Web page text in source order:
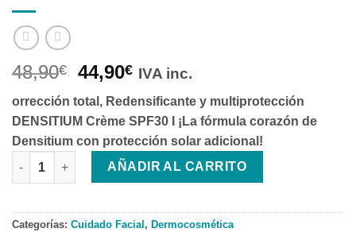
48,90€ 44,90€ IVA inc.
orrección total, Redensificante y multiprotección
DENSITIUM Crème SPF30 I ¡La fórmula corazón de
Densitium con protección solar adicional!
DENSITIUM Creme SPF30 SVR cantidad
AÑADIR AL CARRITO
Categorías: Cuidado Facial , Dermocosmética